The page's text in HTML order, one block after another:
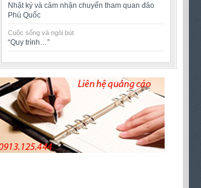
Nhật ký và cảm nhận chuyến tham quan đảo
Phú Quốc
Cuộc sống và ngòi bút
“Quy trình…”